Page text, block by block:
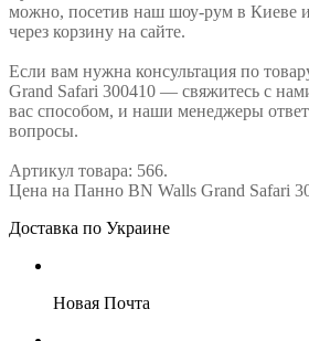
можно, посетив наш шоу-рум в Киеве
через корзину на сайте.
Если вам нужна консультация по
Grand Safari 300410 — свяжитесь с
вас способом, и наши менеджеры
вопросы.
Артикул товара: 566.
Цена на Панно BN Walls Grand Safari
Доставка по Украине
Новая Почта